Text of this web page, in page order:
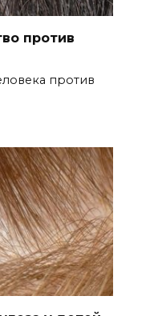
против
против